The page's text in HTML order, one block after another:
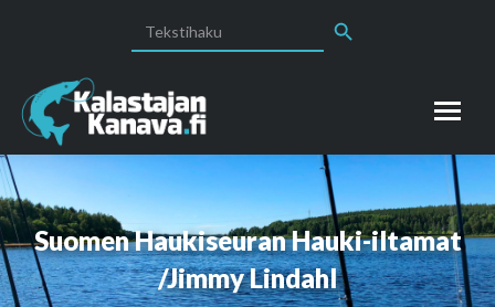
for:
Suomen Haukiseuran Hauki-iltamat
/Jimmy Lindahl